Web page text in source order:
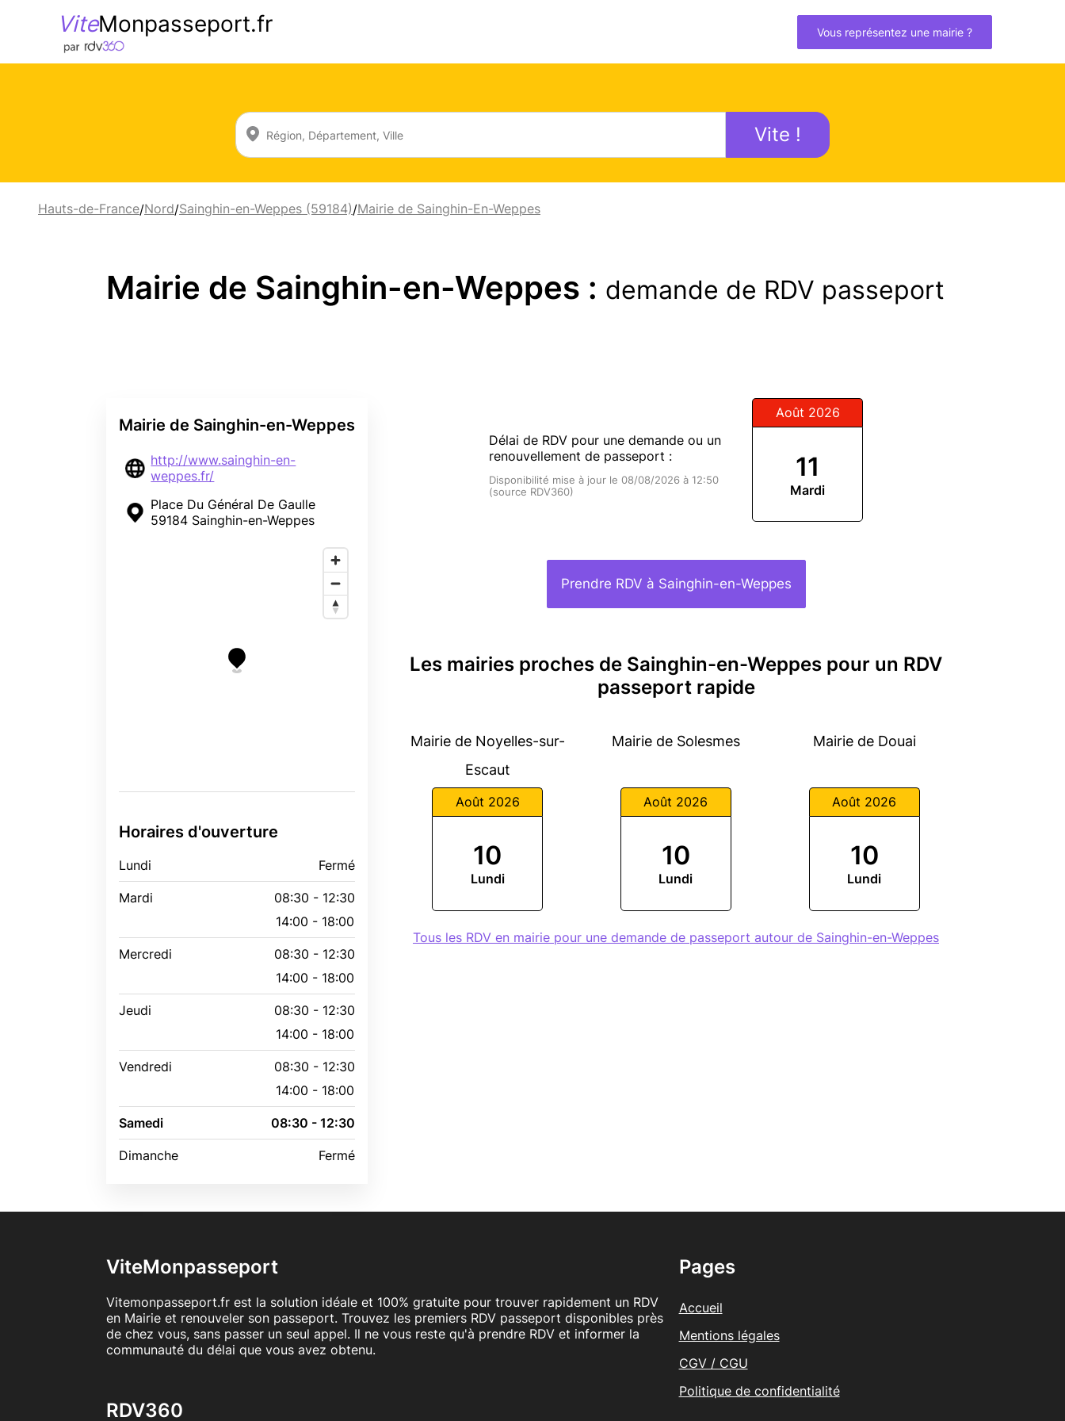
ViteMonpasseport.fr Vous représentez une mairie ?
Vite !
Hauts-de-France/Nord/Sainghin-en-Weppes (59184)/Mairie de Sainghin-En-Weppes
Mairie de Sainghin-en-Weppes : demande de RDV passeport
Mairie de Sainghin-en-Weppes
http://www.sainghin-en-
weppes.fr/
Place Du Général De Gaulle
59184 Sainghin-en-Weppes
Horaires d'ouverture
Lundi Fermé
Mardi
08:30 - 12:30
14:00 - 18:00
Mercredi
08:30 - 12:30
14:00 - 18:00
Jeudi
08:30 - 12:30
14:00 - 18:00
Vendredi
08:30 - 12:30
14:00 - 18:00
Samedi 08:30 - 12:30
Dimanche Fermé
Délai de RDV pour une demande ou un
renouvellement de passeport :
Disponibilité mise à jour le 08/08/2026 à 12:50
(source RDV360)
Août 2026
11
Mardi
Prendre RDV à Sainghin-en-Weppes
Les mairies proches de Sainghin-en-Weppes pour un RDV
passeport rapide
Mairie de Noyelles-sur-
Escaut
Août 2026
10
Lundi
Mairie de Solesmes
Août 2026
10
Lundi
Mairie de Douai
Août 2026
10
Lundi
Tous les RDV en mairie pour une demande de passeport autour de Sainghin-en-Weppes
ViteMonpasseport
Vitemonpasseport.fr est la solution idéale et 100% gratuite pour trouver rapidement un RDV
en Mairie et renouveler son passeport. Trouvez les premiers RDV passeport disponibles près
de chez vous, sans passer un seul appel. Il ne vous reste qu'à prendre RDV et informer la
communauté du délai que vous avez obtenu.
RDV360
Pages
Accueil
Mentions légales
CGV / CGU
Politique de confidentialité